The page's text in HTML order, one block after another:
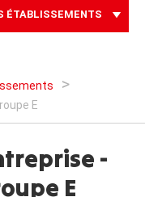
ÉTABLISSEMENTS
E
-
E